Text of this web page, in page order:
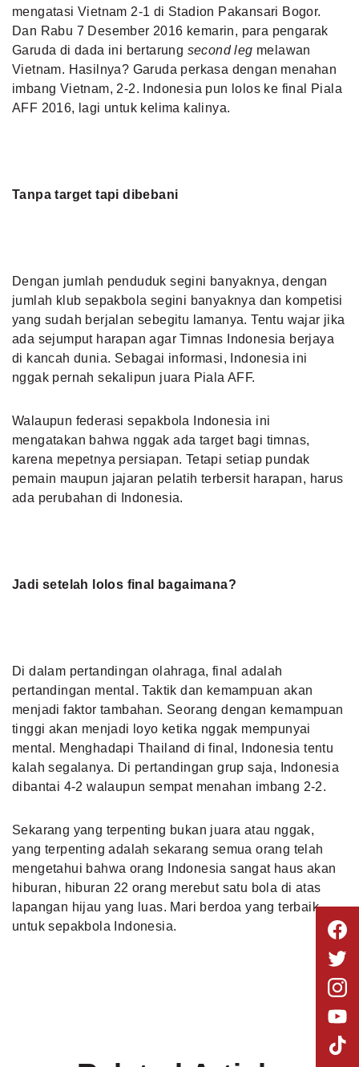
mengatasi Vietnam 2-1 di Stadion Pakansari Bogor.
Dan Rabu 7 Desember 2016 kemarin, para pengarak
Garuda di dada ini bertarung second leg melawan
Vietnam. Hasilnya? Garuda perkasa dengan menahan
imbang Vietnam, 2-2. Indonesia pun lolos ke final Piala
AFF 2016, lagi untuk kelima kalinya.
Tanpa target tapi dibebani
Dengan jumlah penduduk segini banyaknya, dengan
jumlah klub sepakbola segini banyaknya dan kompetisi
yang sudah berjalan sebegitu lamanya. Tentu wajar jika
ada sejumput harapan agar Timnas Indonesia berjaya
di kancah dunia. Sebagai informasi, Indonesia ini
nggak pernah sekalipun juara Piala AFF.
Walaupun federasi sepakbola Indonesia ini
mengatakan bahwa nggak ada target bagi timnas,
karena mepetnya persiapan. Tetapi setiap pundak
pemain maupun jajaran pelatih terbersit harapan, harus
ada perubahan di Indonesia.
Jadi setelah lolos final bagaimana?
Di dalam pertandingan olahraga, final adalah
pertandingan mental. Taktik dan kemampuan akan
menjadi faktor tambahan. Seorang dengan kemampuan
tinggi akan menjadi loyo ketika nggak mempunyai
mental. Menghadapi Thailand di final, Indonesia tentu
kalah segalanya. Di pertandingan grup saja, Indonesia
dibantai 4-2 walaupun sempat menahan imbang 2-2.
Sekarang yang terpenting bukan juara atau nggak,
yang terpenting adalah sekarang semua orang telah
mengetahui bahwa orang Indonesia sangat haus akan
hiburan, hiburan 22 orang merebut satu bola di atas
lapangan hijau yang luas. Mari berdoa yang terbaik
untuk sepakbola Indonesia.